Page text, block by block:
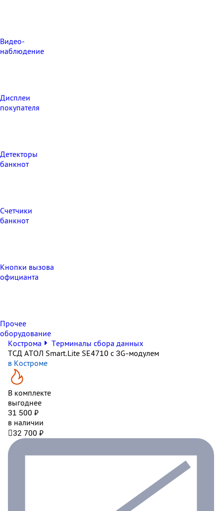
Видео‑
наблюдение
Дисплеи
покупателя
Детекторы
банкнот
Счетчики
банкнот
Кнопки вызова
официанта
Прочее
оборудование
Кострома
Терминалы сбора данных
ТСД АТОЛ Smart.Lite SE4710 с 3G-модулем
в Костроме
В комплекте
выгоднее
31 500 ₽
в наличии
32 700 ₽